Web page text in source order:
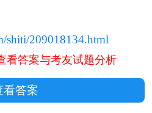
shiti/209018134.html
看答案与考友试题分析
看答案